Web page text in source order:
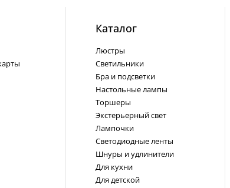
Каталог
Люстры
Светильники
Бра и подсветки
Настольные лампы
Торшеры
Экстерьерный свет
Лампочки
Светодиодные ленты
Шнуры и удлинители
Для кухни
Для детской